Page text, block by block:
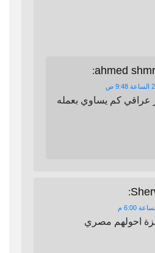
ahmed
:
عراقي كم يساوي بعمله
:
احولهم مصري